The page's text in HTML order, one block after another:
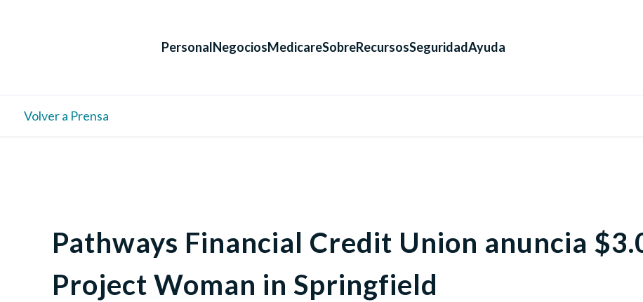
PersonalNegociosMedicareSobreRecursosSeguridadAyuda
Volver a Prensa
Pathways Financial Credit Union anuncia
Project Woman in Springfield